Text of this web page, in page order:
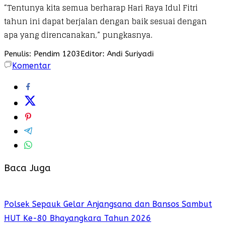
“Tentunya kita semua berharap Hari Raya Idul Fitri
tahun ini dapat berjalan dengan baik sesuai dengan
apa yang direncanakan,” pungkasnya.
Penulis: Pendim 1203Editor: Andi Suriyadi
Komentar
Baca Juga
Polsek Sepauk Gelar Anjangsana dan Bansos Sambut
HUT Ke-80 Bhayangkara Tahun 2026